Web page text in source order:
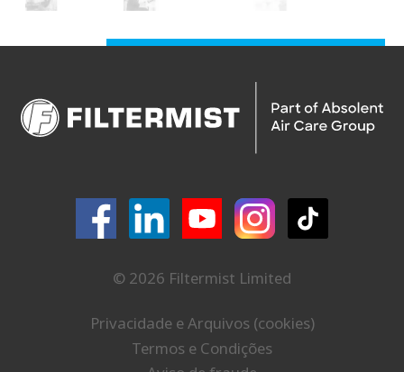
© 2026 Filtermist Limited
Privacidade e Arquivos (cookies)
Termos e Condições